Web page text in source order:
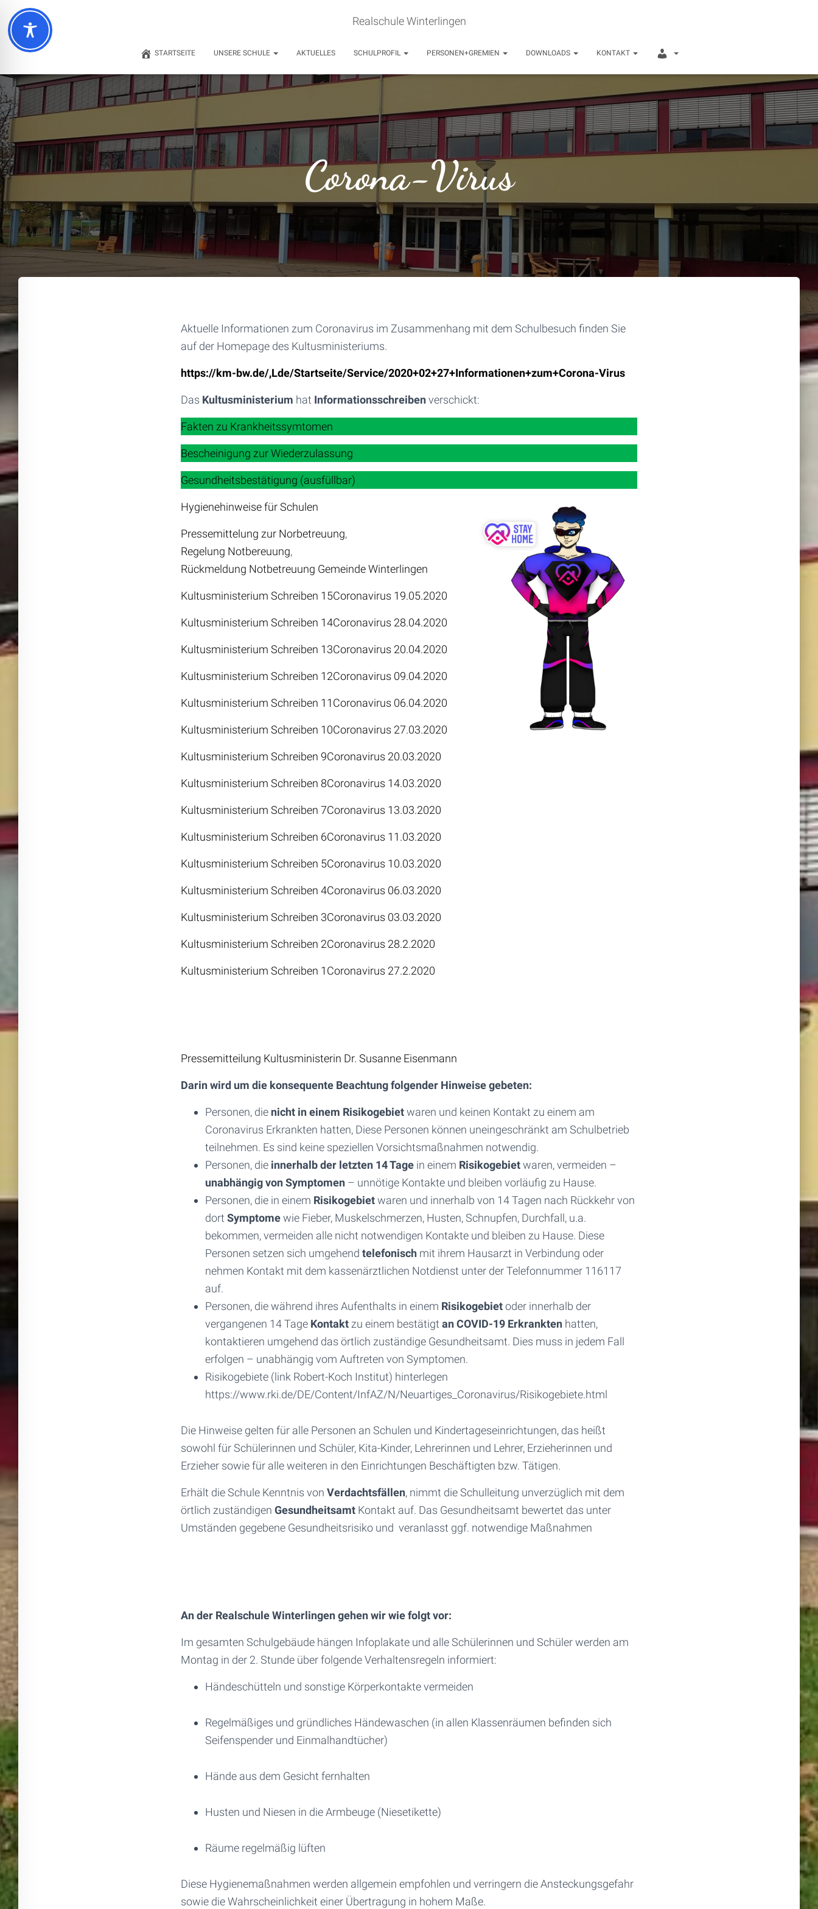
Realschule Winterlingen
STARTSEITE UNSERE SCHULE AKTUELLES SCHULPROFIL PERSONEN+GREMIEN DOWNLOADS KONTAKT
T
E
R
N
E
B
C
H
Corona-Virus
Aktuelle Informationen zum Coronavirus im Zusammenhang mit dem Schulbesuch finden Sie
auf der Homepage des Kultusministeriums.
https://km-bw.de/,Lde/Startseite/Service/2020+02+27+Informationen+zum+Corona-Virus
Das Kultusministerium hat Informationsschreibenverschickt:
Fakten zu Krankheitssymtomen
Bescheinigung zur Wiederzulassung
Gesundheitsbestätigung (ausfüllbar)
Hygienehinweise für Schulen
Pressemittelung zur Norbetreuung,
Regelung Notbereuung,
Rückmeldung Notbetreuung Gemeinde Winterlingen
Kultusministerium Schreiben 15Coronavirus 19.05.2020
Kultusministerium Schreiben 14Coronavirus 28.04.2020
Kultusministerium Schreiben 13Coronavirus 20.04.2020
Kultusministerium Schreiben 12Coronavirus 09.04.2020
Kultusministerium Schreiben 11Coronavirus 06.04.2020
Kultusministerium Schreiben 10Coronavirus 27.03.2020
Kultusministerium Schreiben 9Coronavirus 20.03.2020
Kultusministerium Schreiben 8Coronavirus 14.03.2020
Kultusministerium Schreiben 7Coronavirus 13.03.2020
Kultusministerium Schreiben 6Coronavirus 11.03.2020
Kultusministerium Schreiben 5Coronavirus 10.03.2020
Kultusministerium Schreiben 4Coronavirus 06.03.2020
Kultusministerium Schreiben 3Coronavirus 03.03.2020
Kultusministerium Schreiben 2Coronavirus 28.2.2020
Kultusministerium Schreiben 1Coronavirus 27.2.2020
Pressemitteilung Kultusministerin Dr. Susanne Eisenmann
Darin wird um die konsequente Beachtung folgender Hinweise gebeten:
Personen, die nicht in einem Risikogebietwaren und keinen Kontakt zu einem am
Coronavirus Erkrankten hatten, Diese Personen können uneingeschränkt am Schulbetrieb
teilnehmen. Es sind keine speziellen Vorsichtsmaßnahmen notwendig.
Personen, die innerhalb der letzten 14 Tage in einem Risikogebietwaren, vermeiden –
unabhängig von Symptomen – unnötige Kontakte und bleiben vorläufig zu Hause.
Personen, die in einem Risikogebietwaren und innerhalb von 14 Tagen nach Rückkehr von
dort Symptomewie Fieber, Muskelschmerzen, Husten, Schnupfen, Durchfall, u.a.
bekommen, vermeiden alle nicht notwendigen Kontakte und bleiben zu Hause. Diese
Personen setzen sich umgehend telefonisch mit ihrem Hausarzt in Verbindung oder
nehmen Kontakt mit dem kassenärztlichen Notdienst unter der Telefonnummer 116117
auf.
Personen, die während ihres Aufenthalts in einem Risikogebietoder innerhalb der
vergangenen 14 Tage Kontakt zu einem bestätigt an COVID-19 Erkrankten hatten,
kontaktieren umgehend das örtlich zuständige Gesundheitsamt. Dies muss in jedem Fall
erfolgen – unabhängig vom Auftreten von Symptomen.
Risikogebiete (link Robert-Koch Institut) hinterlegen
https://www.rki.de/DE/Content/InfAZ/N/Neuartiges_Coronavirus/Risikogebiete.html
Die Hinweise gelten für alle Personen an Schulen und Kindertageseinrichtungen, das heißt
sowohl für Schülerinnen und Schüler, Kita-Kinder, Lehrerinnen und Lehrer, Erzieherinnen und
Erzieher sowie für alle weiteren in den Einrichtungen Beschäftigten bzw. Tätigen.
Erhält die Schule Kenntnis von Verdachtsfällen, nimmt die Schulleitung unverzüglich mit dem
örtlich zuständigen Gesundheitsamt Kontakt auf. Das Gesundheitsamt bewertet das unter
Umständen gegebene Gesundheitsrisiko und veranlasst ggf. notwendige Maßnahmen
An der Realschule Winterlingen gehen wir wie folgt vor:
Im gesamten Schulgebäude hängen Infoplakate und alle Schülerinnen und Schüler werden am
Montag in der 2. Stunde über folgende Verhaltensregeln informiert:
Händeschütteln und sonstige Körperkontakte vermeiden
Regelmäßiges und gründliches Händewaschen (in allen Klassenräumen befinden sich
Seifenspender und Einmalhandtücher)
Hände aus dem Gesicht fernhalten
Husten und Niesen in die Armbeuge (Niesetikette)
Räume regelmäßig lüften
Diese Hygienemaßnahmen werden allgemein empfohlen und verringern die Ansteckungsgefahr
sowie die Wahrscheinlichkeit einer Übertragung in hohem Maße.